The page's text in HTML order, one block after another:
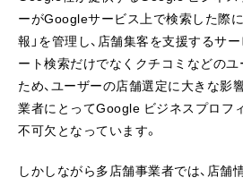
ーがGoogleサービス上で検索した際
報」を管理し、店舗集客を支援するサ
ート検索だけでなくクチコミなどの
ため、ユーザーの店舗選定に大きな影
業者にとってGoogle ビジネスプロフ
不可欠となっています。
しかしながら多店舗事業者では、店舗